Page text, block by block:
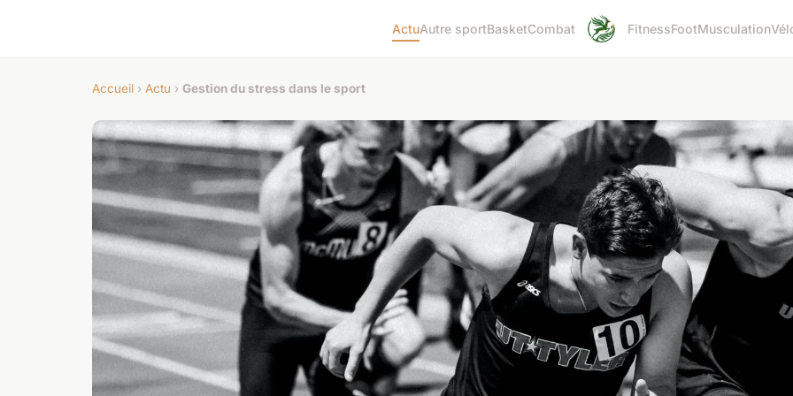
ActuAutre sportBasketCombat FitnessFootMusculation
Accueil › Actu › Gestion du stress dans le sport